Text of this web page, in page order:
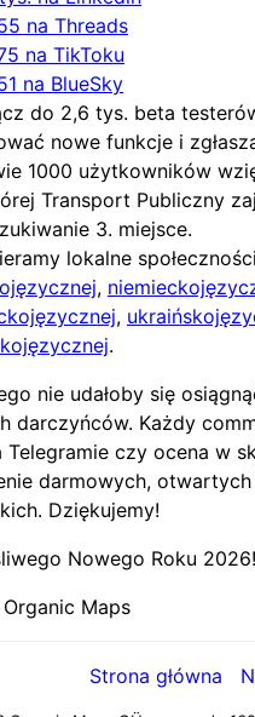
na Threads
na TikToku
na BlueSky
do 2,6 tys. beta
nowe funkcje i
1000 użytkowników
Transport Publiczny
3. miejsce.
lokalne
,
,
.
nie udałoby się
darczyńców. Każdy
Telegramie czy ocena w
darmowych,
Dziękujemy!
Nowego Roku
Organic Maps
Strona główna